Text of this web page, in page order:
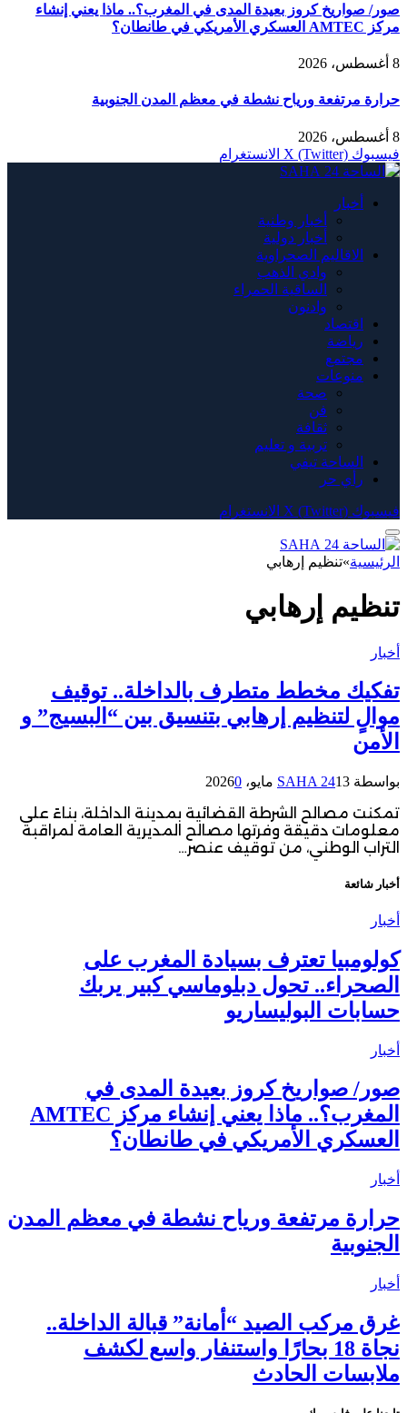
صور/ صواريخ كروز بعيدة المدى في المغرب؟.. ماذا يعني إنشاء
مركز AMTEC العسكري الأمريكي في طانطان؟
8 أغسطس، 2026
حرارة مرتفعة ورياح نشطة في معظم المدن الجنوبية
8 أغسطس، 2026
فيسبوك X (Twitter) الانستغرام
أخبار
أخبار وطنية
أخبار دولية
الاقاليم الصحراوية
وادي الذهب
الساقية الحمراء
وادنون
اقتصاد
رياضة
مجتمع
منوعات
صحة
فن
ثقافة
تربية و تعليم
الساحة تيفي
رأي حر
فيسبوك X (Twitter) الانستغرام
الرئيسية»تنظيم إرهابي
تنظيم إرهابي
أخبار
تفكيك مخطط متطرف بالداخلة.. توقيف
موالٍ لتنظيم إرهابي بتنسيق بين “البسيج” و
الأمن
بواسطة SAHA 2413 مايو، 2026 0
تمكنت مصالح الشرطة القضائية بمدينة الداخلة، بناءً على
معلومات دقيقة وفرتها مصالح المديرية العامة لمراقبة
التراب الوطني، من توقيف عنصر…
أخبار شائعة
أخبار
كولومبيا تعترف بسيادة المغرب على
الصحراء.. تحول دبلوماسي كبير يربك
حسابات البوليساريو
أخبار
صور/ صواريخ كروز بعيدة المدى في
المغرب؟.. ماذا يعني إنشاء مركز AMTEC
العسكري الأمريكي في طانطان؟
أخبار
حرارة مرتفعة ورياح نشطة في معظم المدن
الجنوبية
أخبار
غرق مركب الصيد “أمانة” قبالة الداخلة..
نجاة 18 بحارًا واستنفار واسع لكشف
ملابسات الحادث